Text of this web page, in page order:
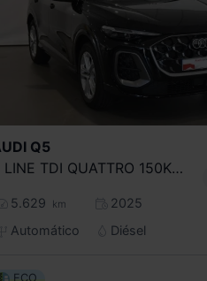
Q5
S LINE TDI QUATTRO 150KW S TRONIC
5.629 km
2025
Automático
Diésel
ECO